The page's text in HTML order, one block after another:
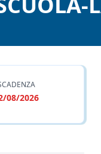
08/2026